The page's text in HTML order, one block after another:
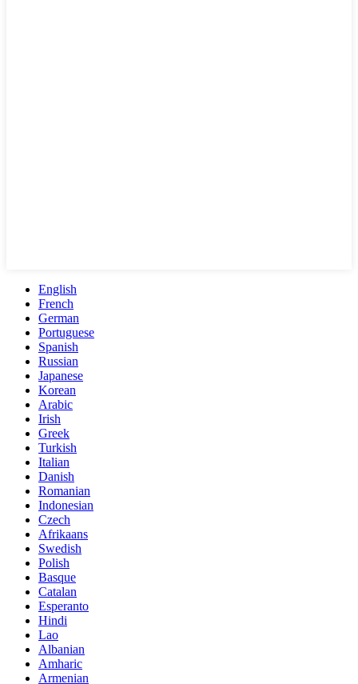
English
French
German
Portuguese
Spanish
Russian
Japanese
Korean
Arabic
Irish
Greek
Turkish
Italian
Danish
Romanian
Indonesian
Czech
Afrikaans
Swedish
Polish
Basque
Catalan
Esperanto
Hindi
Lao
Albanian
Amharic
Armenian